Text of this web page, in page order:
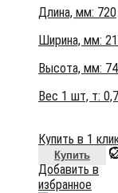
Длина, мм: 720
Ширина, мм:
Высота, мм:
Вес 1 шт, т:
Купить в 1
Купить
Добавить в
избранное